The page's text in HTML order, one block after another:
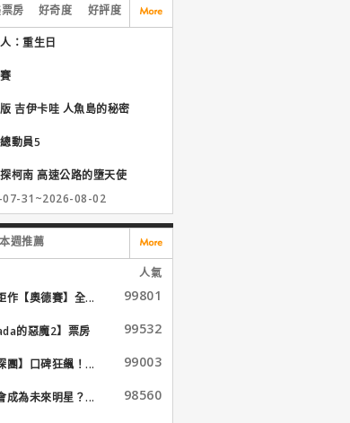
房 好奇度 好評度
：重生日
吉伊卡哇 人魚島的秘密
動員5
柯南 高速公路的墮天使
07-31~2026-08-02
本週推薦
人氣
作【奧德賽】全...
99801
的惡魔2】票房
99532
團】口碑狂飆！... 99003
成為未來明星？... 98560